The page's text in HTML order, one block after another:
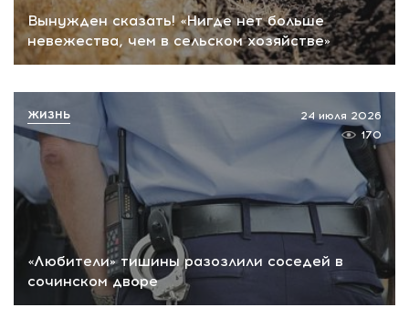
Вынужден сказать! «Нигде нет больше
невежества, чем в сельском хозяйстве»
«Любители» тишины разозлили соседей в
сочинском дворе
24 июля 2026
170
ЖИЗНЬ